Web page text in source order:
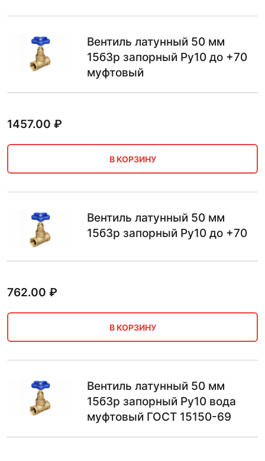
Вентиль латунный 50 мм
15б3р запорный Ру10 до +70
муфтовый
1457.00 ₽
В КОРЗИНУ
Вентиль латунный 50 мм
15б3р запорный Ру10 до +70
762.00 ₽
В КОРЗИНУ
Вентиль латунный 50 мм
15б3р запорный Ру10 вода
муфтовый ГОСТ 15150-69